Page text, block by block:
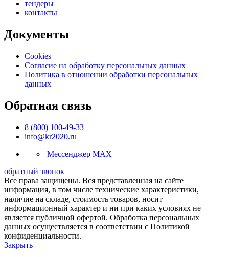
тендеры
контакты
Документы
Cookies
Согласие на обработку персональных данных
Политика в отношении обработки персональных
данных
Обратная связь
8 (800) 100-49-33
info@kr2020.ru
Мессенджер MAX
обратный звонок
Все права защищены. Вся представленная на сайте
информация, в том числе технические характеристики,
наличие на складе, стоимость товаров, носит
информационный характер и ни при каких условиях не
является публичной офертой. Обработка персональных
данных осуществляется в соответствии с Политикой
конфиденциальности.
Закрыть